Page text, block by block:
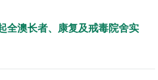
全澳长者、康复及戒毒院舍实